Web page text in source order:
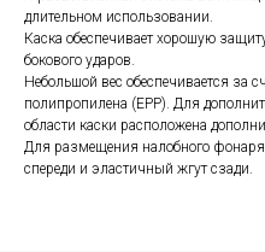
длительном использовании.
Каска обеспечивает хорошую
бокового ударов.
Небольшой вес обеспечивается за
полипропилена (EPP). Для
области каски расположена
Для размещения налобного
спереди и эластичный жгут сзади.